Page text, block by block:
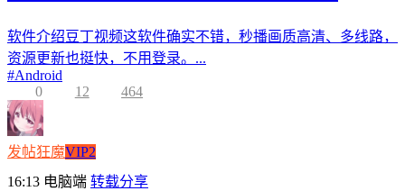
软件介绍豆丁视频这软件确实不错，秒播画质高清、多线路，
资源更新也挺快，不用登录。...
#Android
0
12 464
发帖狂魔VIP2
16:13 电脑端 转载分享